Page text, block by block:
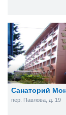
Санаторий
пер. Павлова, д. 19